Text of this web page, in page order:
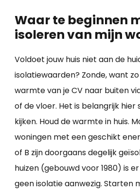
Waar te beginnen
isoleren van mijn
Voldoet jouw huis niet aan de
isolatiewaarden? Zonde, want
warmte van je CV naar buiten
of de vloer. Het is belangrijk hier
kijken. Houd de warmte in huis.
woningen met een geschikt
of B zijn doorgaans degelijk
huizen (gebouwd voor 1980) is
geen isolatie aanwezig. Starten